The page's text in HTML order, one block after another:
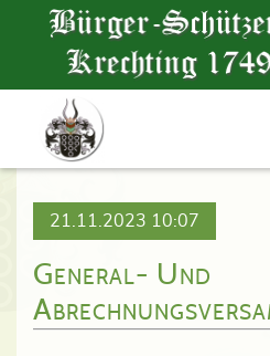
21.11.2023 10:07
General- Und